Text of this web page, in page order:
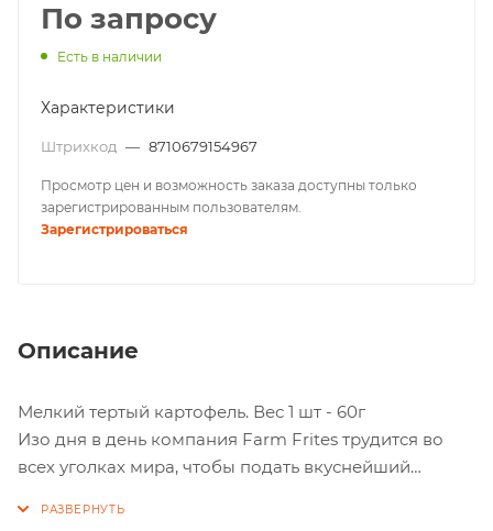
По запросу
Есть в наличии
Характеристики
Штрихкод — 8710679154967
Просмотр цен и возможность заказа доступны только
зарегистрированным пользователям.
Зарегистрироваться
Описание
Мелкий тертый картофель. Вес 1 шт - 60г
Изо дня в день компания Farm Frites трудится во
всех уголках мира, чтобы подать вкуснейший